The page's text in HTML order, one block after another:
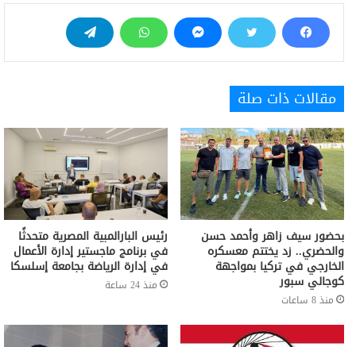
مقالات ذات صلة
بحضور سيف زاهر وأحمد حسن
والحضري.. زد يختتم معسكره
الخارجي في تركيا بمواجهة
كوجالي سبور
منذ 8 ساعات
رئيس البارالمبية المصرية متحدثًا
في برنامج ماجستير إدارة الأعمال
في إدارة الرياضة بجامعة إسلسكا
منذ 24 ساعة